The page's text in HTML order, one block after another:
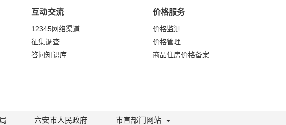
互动交流
12345网络渠道
征集调查
答问知识库
价格服务
价格监测
价格管理
商品住房价格备案
六安市人民政府 市直部门网站